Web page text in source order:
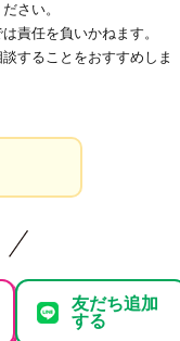
さい。
責任を負いかねます。
することをおすすめしま
友だち追加
する